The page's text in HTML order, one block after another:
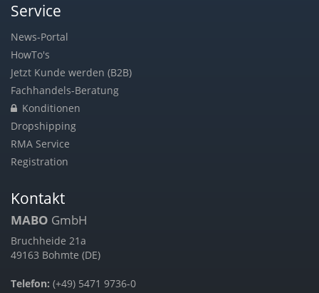
Service
News-Portal
HowTo's
Jetzt Kunde werden (B2B)
Fachhandels-Beratung
Konditionen
Dropshipping
RMA Service
Registration
Kontakt
MABO GmbH
Bruchheide 21a
49163 Bohmte (DE)
Telefon: (+49) 5471 9736-0